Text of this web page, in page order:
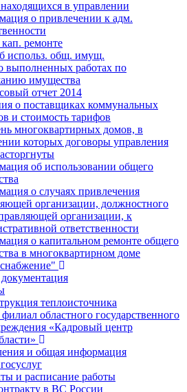
в управлении
о привлечении к адм.
ремонте
использ. общ. имущ.
выполненных работах по
имущества
отчет 2014
о поставщиках коммунальных
и стоимость тарифов
многоквартирных домов, в
которых договоры управления
об использовании общего
о случаях привлечения
организации, должностного
организации, к
ответственности
о капитальном ремонте общего
в многоквартирном доме
теплоисточника
областного государственного
«Кадровый центр
и общая информация
и расписание работы
в ВС России